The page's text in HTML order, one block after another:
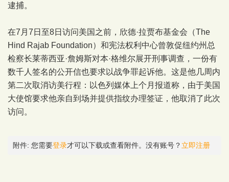
逮捕。
在7月7日至8日访问美国之前，欣德·拉贾布基金会（The
Hind Rajab Foundation）和宪法权利中心曾敦促纽约州总
检察长莱蒂西亚·詹姆斯对本·格维尔展开刑事调查，一份有
数千人签名的公开信也要求以战争罪起诉他。这是他几周内
第二次取消访美行程：以色列媒体上个月报道称，由于美国
大使馆要求他亲自到场并提供指纹办理签证，他取消了此次
访问。
附件: 您需要登录才可以下载或查看附件。没有账号？ 立即注册